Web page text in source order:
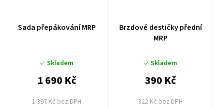
Sada přepákování MRP
Skladem
1 397 Kč bez DPH
1 690 Kč
Brzdové destičky přední
MRP
Skladem
322 Kč bez DPH
390 Kč